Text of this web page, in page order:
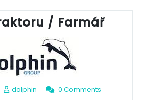
/ Farmář
dolphin 0 Comments